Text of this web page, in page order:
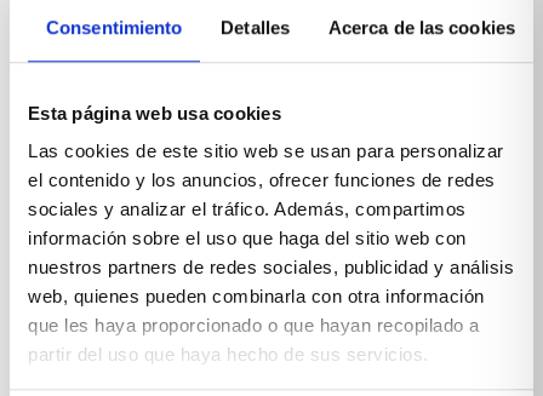
Consentimiento Detalles Acerca de las cookies
Esta página web usa cookies
Las cookies de este sitio web se usan para personalizar
el contenido y los anuncios, ofrecer funciones de redes
sociales y analizar el tráfico. Además, compartimos
información sobre el uso que haga del sitio web con
nuestros partners de redes sociales, publicidad y análisis
web, quienes pueden combinarla con otra información
que les haya proporcionado o que hayan recopilado a
partir del uso que haya hecho de sus servicios.
¿Quieres estar al día de todas las
novedades?
tu correo.
NOMBRE